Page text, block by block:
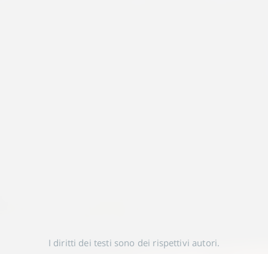
I diritti dei testi sono dei rispettivi autori.